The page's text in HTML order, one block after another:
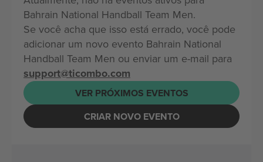
Bahrain National Handball Team Men.
Se você acha que isso está errado, você pode
adicionar um novo evento Bahrain National
Handball Team Men ou enviar um e-mail para
support@ticombo.com
VER PRÓXIMOS EVENTOS
CRIAR NOVO EVENTO